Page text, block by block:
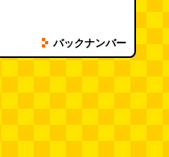
バックナンバー